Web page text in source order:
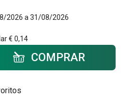
2026 a 31/08/2026
€ 0,14
- quantidade
COMPRAR